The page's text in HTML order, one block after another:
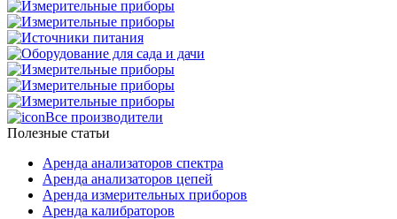
Все производители
Полезные статьи
Аренда анализаторов спектра
Аренда анализаторов цепей
Аренда измерительных приборов
Аренда калибраторов